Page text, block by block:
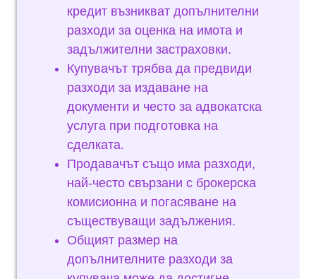
кредит възникват допълнителни
разходи за оценка на имота и
задължителни застраховки.
Купувачът трябва да предвиди
разходи за издаване на
документи и често за адвокатска
услуга при подготовка на
сделката.
Продавачът също има разходи,
най-често свързани с брокерска
комисионна и погасяване на
съществуващи задължения.
Общият размер на
допълнителните разходи за